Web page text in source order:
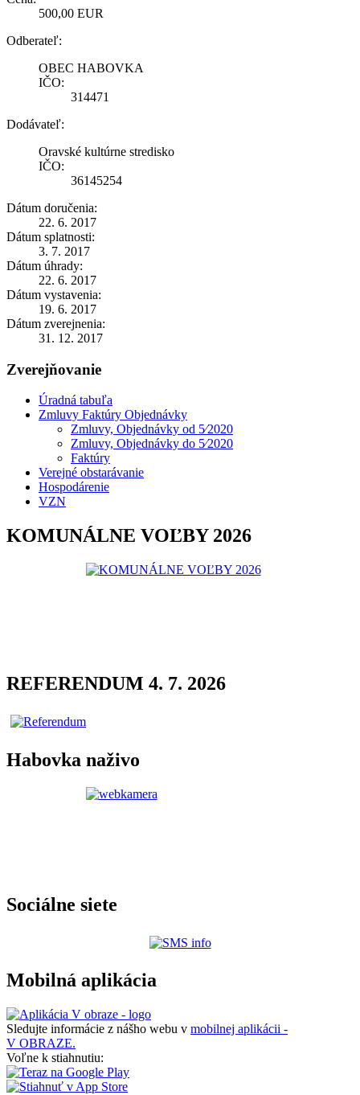
500,00 EUR
Odberateľ:
OBEC HABOVKA
IČO:
314471
Dodávateľ:
Oravské kultúrne stredisko
IČO:
36145254
Dátum doručenia:
22. 6. 2017
Dátum splatnosti:
3. 7. 2017
Dátum úhrady:
22. 6. 2017
Dátum vystavenia:
19. 6. 2017
Dátum zverejnenia:
31. 12. 2017
Zverejňovanie
Úradná tabuľa
Zmluvy Faktúry Objednávky
Zmluvy, Objednávky od 5⁄2020
Zmluvy, Objednávky do 5⁄2020
Faktúry
Verejné obstarávanie
Hospodárenie
VZN
KOMUNÁLNE VOĽBY 2026
REFERENDUM 4. 7. 2026
Habovka naživo
Sociálne siete
Mobilná aplikácia
Sledujte informácie z nášho webu v mobilnej aplikácii -
V OBRAZE.
Voľne k stiahnutiu: